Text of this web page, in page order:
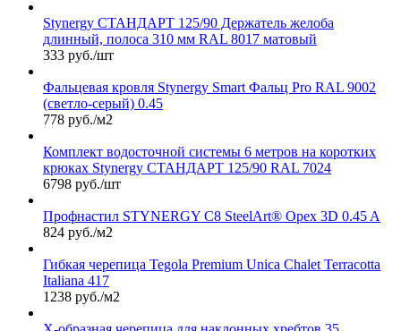
Stynergy СТАНДАРТ 125/90 Держатель желоба
длинный, полоса 310 мм RAL 8017 матовый
333 руб./шт
Фальцевая кровля Stynergy Smart Фальц Pro RAL 9002
(светло-серый) 0.45
778 руб./м2
Комплект водосточной системы 6 метров на коротких
крюках Stynergy СТАНДАРТ 125/90 RAL 7024
6798 руб./шт
Профнастил STYNERGY С8 SteelArt® Орех 3D 0.45 A
824 руб./м2
Гибкая черепица Tegola Premium Unica Chalet Terracotta
Italiana 417
1238 руб./м2